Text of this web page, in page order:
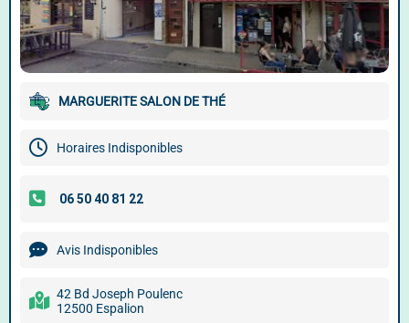
MARGUERITE SALON DE THÉ
Horaires Indisponibles
Avis Indisponibles
42 Bd Joseph Poulenc
12500 Espalion